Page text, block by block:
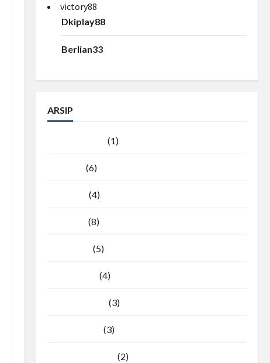
victory88
Dkiplay88
Berlian33
ARSIP
(1)
(6)
(4)
(8)
(5)
(4)
(3)
(3)
(2)